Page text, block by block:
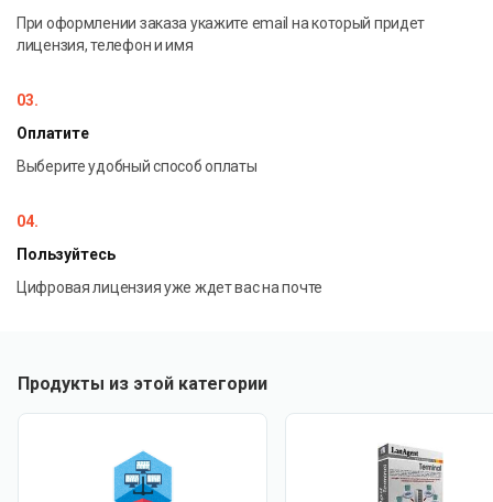
При оформлении заказа укажите email на который придет
лицензия, телефон и имя
03.
Оплатите
Выберите удобный способ оплаты
04.
Пользуйтесь
Цифровая лицензия уже ждет вас на почте
Продукты из этой категории